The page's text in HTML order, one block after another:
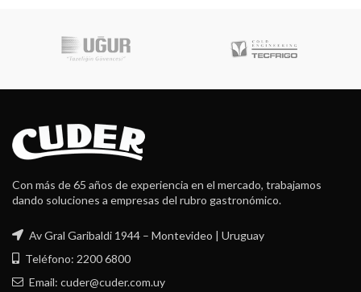
Con más de 65 años de experiencia en el mercado, trabajamos
dando soluciones a empresas del rubro gastronómico.
Av Gral Garibaldi 1944 – Montevideo | Uruguay
Teléfono: 2200 6800
Email: cuder@cuder.com.uy